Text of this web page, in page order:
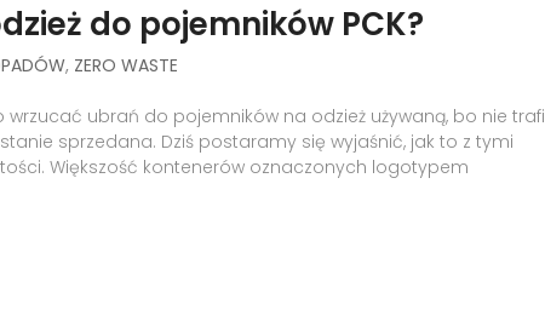
do pojemników PCK?
, ZERO WASTE
wrzucać ubrań do pojemników na odzież używaną, bo nie trafi
sprzedana. Dziś postaramy się wyjaśnić, jak to z tymi
Większość kontenerów oznaczonych logotypem